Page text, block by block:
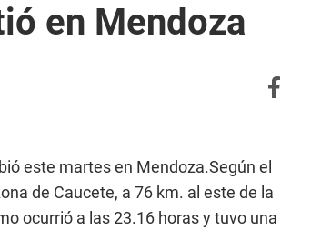
en Mendoza
este martes en Mendoza.Según el
de Caucete, a 76 km. al este de la
ocurrió a las 23.16 horas y tuvo una